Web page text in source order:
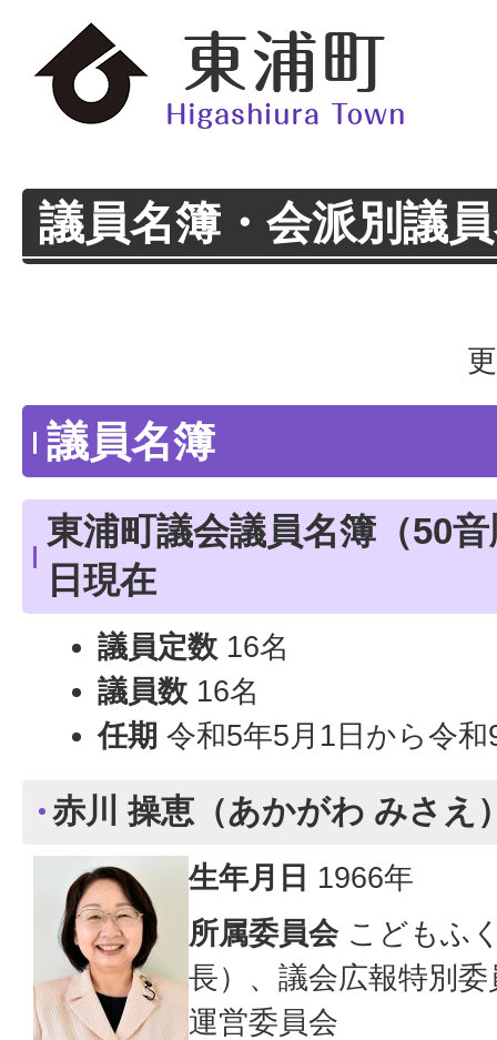
議員名簿・会派別議
議員名簿
東浦町議会議員名簿（50
日現在
議員定数 16名
議員数 16名
任期 令和5年5月1日から令
赤川 操恵（あかがわ みさえ
生年月日 1966年
所属委員会こどもふ
長）、議会広報特別
運営委員会